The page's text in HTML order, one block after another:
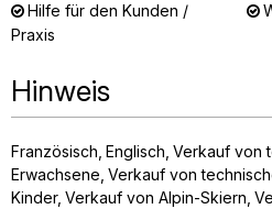
Hilfe für den Kunden /
Praxis
Hinweis
Französisch Englisch Verkauf von
Erwachsene Verkauf von
Kinder Verkauf von Alpin-Skiern